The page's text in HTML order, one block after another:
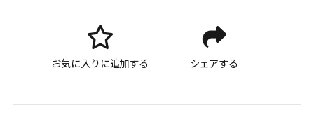
お気に入りに追加する シェアする